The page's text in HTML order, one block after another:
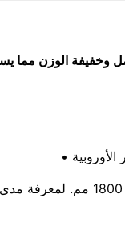
وخفيفة الوزن مما
•